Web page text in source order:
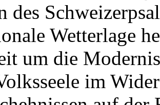
des
Wetterlage
um die
im